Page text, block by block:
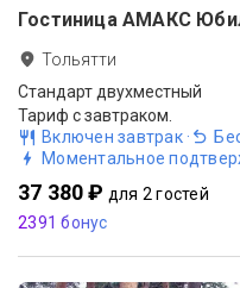
Гостиница АМАКС
Тольятти
Стандарт двухместный
Тариф с завтраком.
Включен завтрак·
Моментальное
37 380 ₽ для 2 гостей
2391 бонус